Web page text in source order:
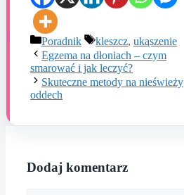
Kategorie
Poradnik Tagi
kleszcz, ukąszenie
Egzema na dłoniach – czym
smarować i jak leczyć?
Skuteczne metody na nieświeży
oddech
Dodaj komentarz